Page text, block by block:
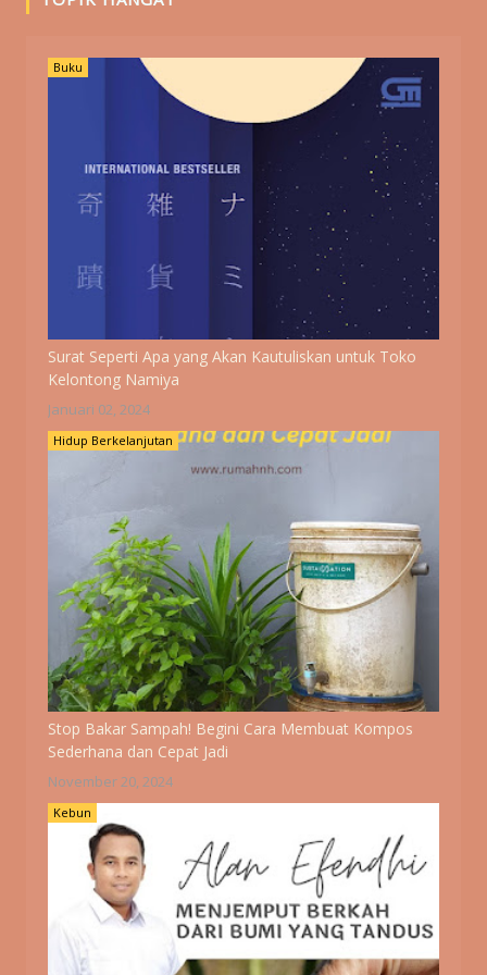
Buku
Surat Seperti Apa yang Akan Kautuliskan untuk Toko
Kelontong Namiya
Januari 02, 2024
Hidup Berkelanjutan
Stop Bakar Sampah! Begini Cara Membuat Kompos
Sederhana dan Cepat Jadi
November 20, 2024
Kebun